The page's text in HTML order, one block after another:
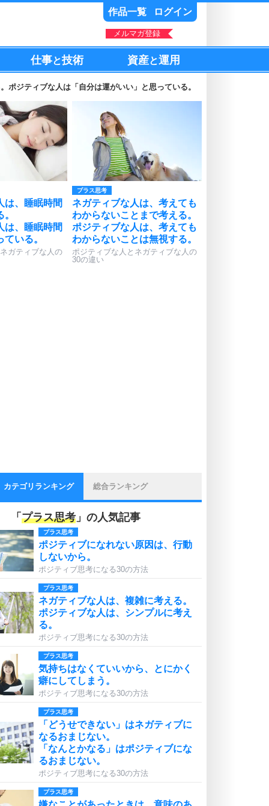
作品一覧 ログイン
メルマガ登録
仕事と技術 資産と運用
ポジティブな人は「自分は運がいい」と思っている。
は、睡眠時間
は、睡眠時間
いる。
ガティブな人の
プラス思考
ネガティブな人は、考えても
わからないことまで考える。
ポジティブな人は、考えても
わからないことは無視する。
ポジティブな人とネガティブな人の
30の違い
カテゴリランキング 総合ランキング
「 プラス思考 」の人気記事
プラス思考
ポジティブになれない原因は、行動
しないから。
ポジティブ思考になる30の方法
プラス思考
ネガティブな人は、複雑に考える。
ポジティブな人は、シンプルに考え
る。
ポジティブ思考になる30の方法
プラス思考
気持ちはなくていいから、とにかく
癖にしてしまう。
ポジティブ思考になる30の方法
プラス思考
「どうせできない」はネガティブに
なるおまじない。
「なんとかなる」はポジティブにな
るおまじない。
ポジティブ思考になる30の方法
プラス思考